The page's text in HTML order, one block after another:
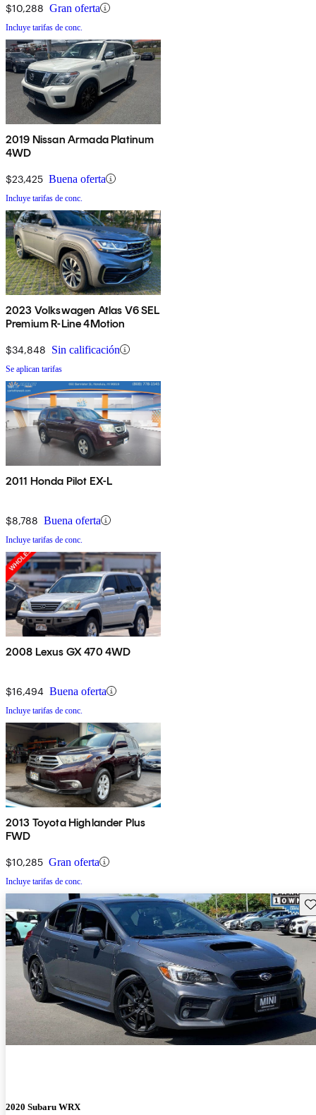
$10,288 Gran oferta
Incluye tarifas de conc.
2019 Nissan Armada Platinum
4WD
$23,425 Buena oferta
Incluye tarifas de conc.
2023 Volkswagen Atlas V6 SEL
Premium R-Line 4Motion
$34,848 Sin calificación
Se aplican tarifas
2011 Honda Pilot EX-L
$8,788 Buena oferta
Incluye tarifas de conc.
2008 Lexus GX 470 4WD
$16,494 Buena oferta
Incluye tarifas de conc.
2013 Toyota Highlander Plus
FWD
$10,285 Gran oferta
Incluye tarifas de conc.
2020 Subaru WRX